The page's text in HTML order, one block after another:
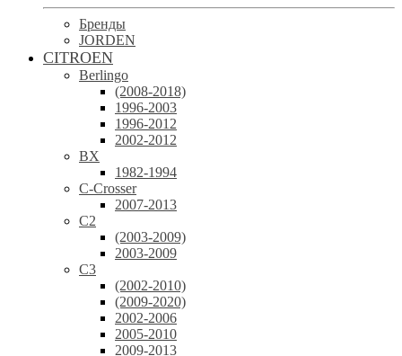
Бренды
JORDEN
CITROEN
Berlingo
(2008-2018)
1996-2003
1996-2012
2002-2012
BX
1982-1994
C-Crosser
2007-2013
C2
(2003-2009)
2003-2009
C3
(2002-2010)
(2009-2020)
2002-2006
2005-2010
2009-2013